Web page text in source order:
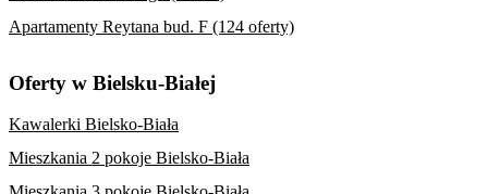
Apartamenty Reytana bud. F (124 oferty)
Oferty w Bielsku-Białej
Kawalerki Bielsko-Biała
Mieszkania 2 pokoje Bielsko-Biała